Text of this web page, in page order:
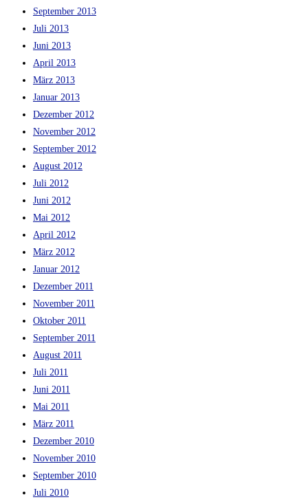
September 2013
Juli 2013
Juni 2013
April 2013
März 2013
Januar 2013
Dezember 2012
November 2012
September 2012
August 2012
Juli 2012
Juni 2012
Mai 2012
April 2012
März 2012
Januar 2012
Dezember 2011
November 2011
Oktober 2011
September 2011
August 2011
Juli 2011
Juni 2011
Mai 2011
März 2011
Dezember 2010
November 2010
September 2010
Juli 2010